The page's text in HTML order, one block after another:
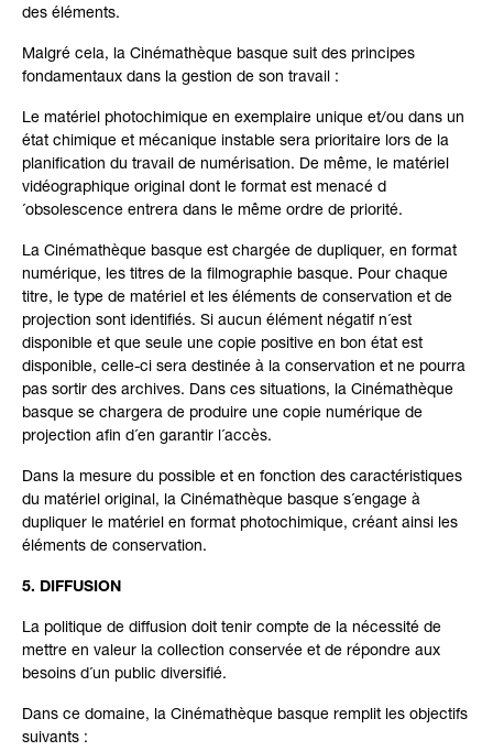
des éléments.
Malgré cela, la Cinémathèque basque suit des principes
fondamentaux dans la gestion de son travail :
Le matériel photochimique en exemplaire unique et/ou dans un
état chimique et mécanique instable sera prioritaire lors de la
planification du travail de numérisation. De même, le matériel
vidéographique original dont le format est menacé d
´obsolescence entrera dans le même ordre de priorité.
La Cinémathèque basque est chargée de dupliquer, en format
numérique, les titres de la filmographie basque. Pour chaque
titre, le type de matériel et les éléments de conservation et de
projection sont identifiés. Si aucun élément négatif n´est
disponible et que seule une copie positive en bon état est
disponible, celle-ci sera destinée à la conservation et ne pourra
pas sortir des archives. Dans ces situations, la Cinémathèque
basque se chargera de produire une copie numérique de
projection afin d´en garantir l´accès.
Dans la mesure du possible et en fonction des caractéristiques
du matériel original, la Cinémathèque basque s´engage à
dupliquer le matériel en format photochimique, créant ainsi les
éléments de conservation.
5. DIFFUSION
La politique de diffusion doit tenir compte de la nécessité de
mettre en valeur la collection conservée et de répondre aux
besoins d´un public diversifié.
Dans ce domaine, la Cinémathèque basque remplit les objectifs
suivants :